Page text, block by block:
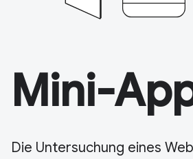
Mini-
Die Untersuchung eines